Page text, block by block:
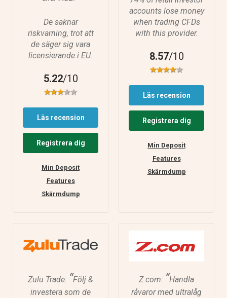
De saknar
riskvarning, trot att
de säger sig vara
licensierande i EU.
5.22/10
Läs recension
Registrera dig
Min Deposit
Features
Skärmdump
accounts lose money
when trading CFDs
with this provider.
8.57/10
Läs recension
Registrera dig
Min Deposit
Features
Skärmdump
Zulu Trade: “Följ &
investera som de
Z.com: “Handla
råvaror med ultralåg